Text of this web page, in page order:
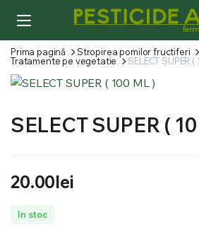
Prima pagină
Stropirea pomilor fructiferi
Tratamente pe vegetatie
SELECT SUPER (
SELECT SUPER (
20.00lei
In stoc